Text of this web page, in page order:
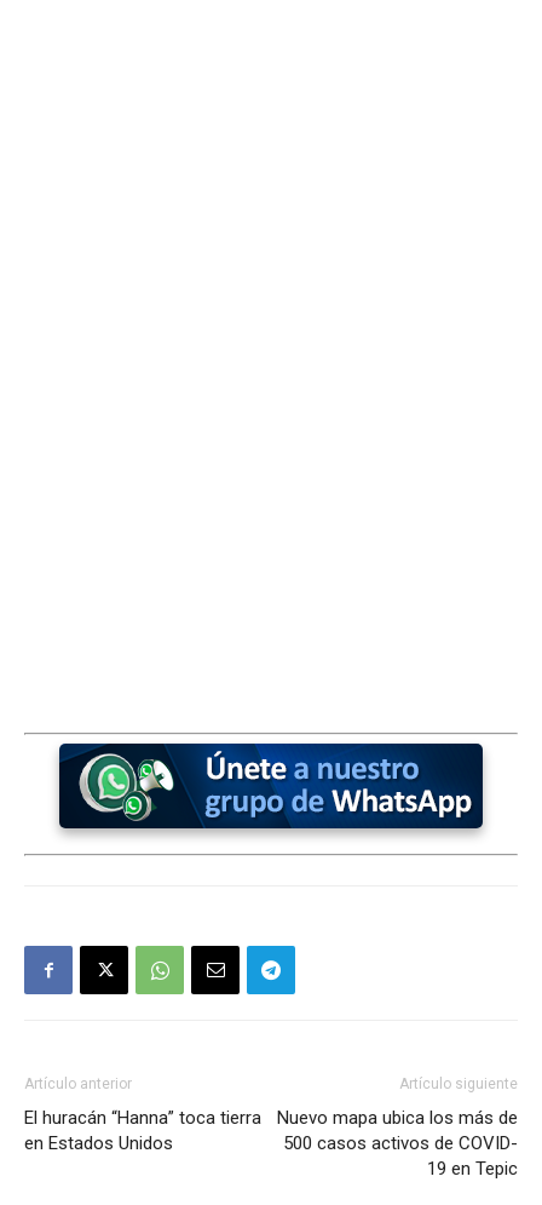
Artículo anterior
El huracán “Hanna” toca tierra
en Estados Unidos
Artículo siguiente
Nuevo mapa ubica los más de
500 casos activos de COVID-
19 en Tepic